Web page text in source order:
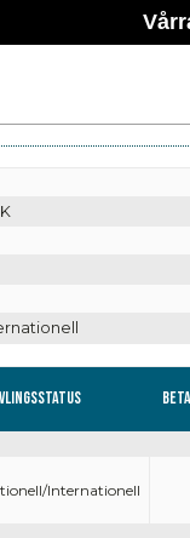
Internationell